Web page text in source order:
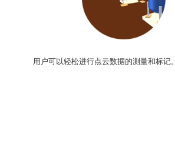
用户可以轻松进行点云数据的测量和标记。